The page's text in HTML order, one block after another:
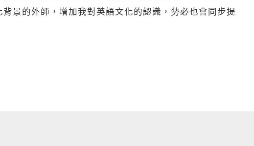
景的外師，增加我對英語文化的認識，勢必也會同步提